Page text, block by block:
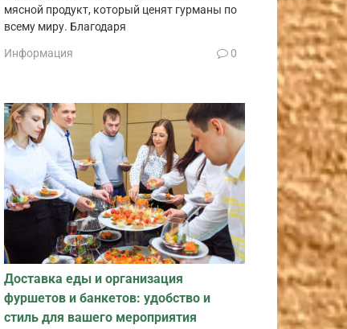
мясной продукт, который ценят гурманы по
всему миру. Благодаря
Информация 0
Доставка еды и организация
фуршетов и банкетов: удобство и
стиль для вашего мероприятия